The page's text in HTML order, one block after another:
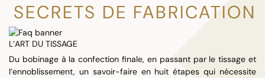
SECRETS DE FABRICATION
L‘ART DU TISSAGE
Du bobinage à la confection finale, en passant par le tissage et
l‘ennoblissement, un savoir-faire en huit étapes qui nécessite